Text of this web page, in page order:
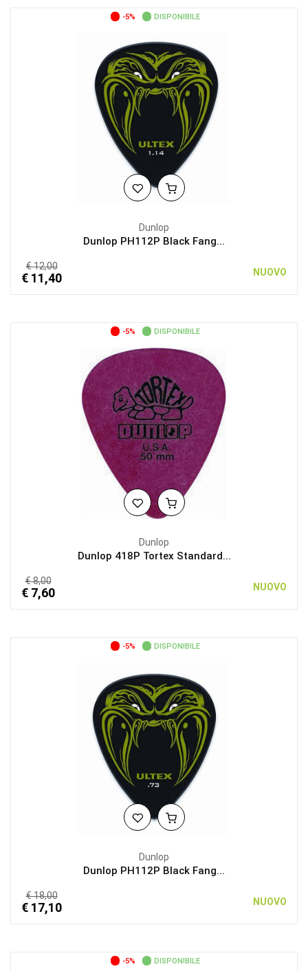
-5% DISPONIBILE
Dunlop
Dunlop PH112P Black Fang...
€ 12,00
€ 11,40 NUOVO
-5% DISPONIBILE
Dunlop
Dunlop 418P Tortex Standard...
€ 8,00
€ 7,60 NUOVO
-5% DISPONIBILE
Dunlop
Dunlop PH112P Black Fang...
€ 18,00
€ 17,10 NUOVO
-5% DISPONIBILE